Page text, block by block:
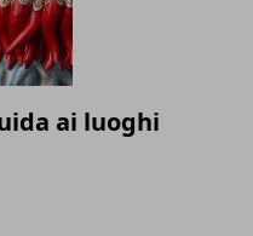
ai luoghi